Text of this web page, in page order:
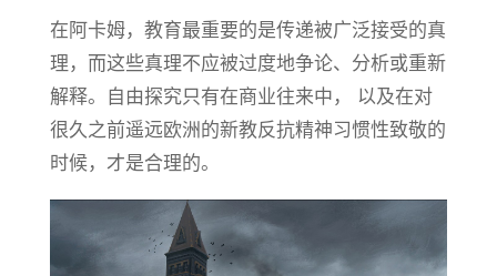
在阿卡姆，教育最重要的是传递被广泛接受的真
理，而这些真理不应被过度地争论、分析或重新
解释。自由探究只有在商业往来中， 以及在对
很久之前遥远欧洲的新教反抗精神习惯性致敬的
时候，才是合理的。